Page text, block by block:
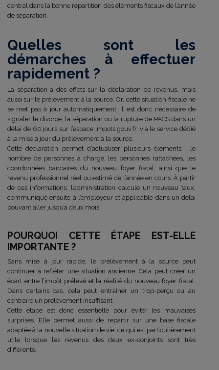
central dans la bonne répartition des éléments fiscaux de l’année
de séparation.
Quelles sont les
démarches à effectuer
rapidement ?
La séparation a des effets sur la déclaration de revenus, mais
aussi sur le prélèvement à la source. Or, cette situation fiscale ne
se met pas à jour automatiquement. Il est donc nécessaire de
signaler le divorce, la séparation ou la rupture de PACS dans un
délai de 60 jours sur l’espace impots.gouv.fr, via le service dédié
à la mise à jour du prélèvement à la source.
Cette déclaration permet d’actualiser plusieurs éléments : le
nombre de personnes à charge, les personnes rattachées, les
coordonnées bancaires du nouveau foyer fiscal, ainsi que le
revenu professionnel réel ou estimé de l’année en cours. À partir
de ces informations, l’administration calcule un nouveau taux,
communiqué ensuite à l’employeur et applicable dans un délai
pouvant aller jusqu’à deux mois.
POURQUOI CETTE ÉTAPE EST-ELLE
IMPORTANTE ?
Sans mise à jour rapide, le prélèvement à la source peut
continuer à refléter une situation ancienne. Cela peut créer un
écart entre l’impôt prélevé et la réalité du nouveau foyer fiscal.
Dans certains cas, cela peut entraîner un trop-perçu ou au
contraire un prélèvement insuffisant.
Cette étape est donc essentielle pour éviter les mauvaises
surprises. Elle permet aussi de repartir sur une base fiscale
adaptée à la nouvelle situation de vie, ce qui est particulièrement
utile lorsque les revenus des deux ex-conjoints sont très
différents.